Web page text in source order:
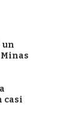
un
casi